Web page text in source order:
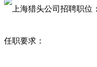
任职要求：